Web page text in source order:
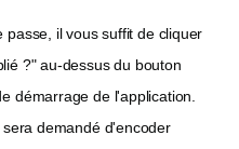
il vous suffit de cliquer
?" au-dessus du bouton
démarrage de l'application.
demandé d'encoder